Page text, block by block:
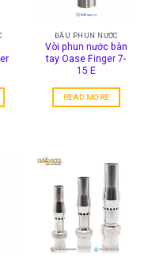
ĐẦU PHUN NƯỚC
Vòi phun nước bàn
tay Oase Finger 7-
15 E
READ MORE